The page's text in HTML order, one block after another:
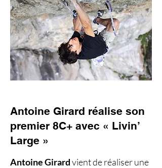
Antoine Girard réalise son
premier 8C+ avec « Livin’
Large »
Antoine Girardvient de réaliser une